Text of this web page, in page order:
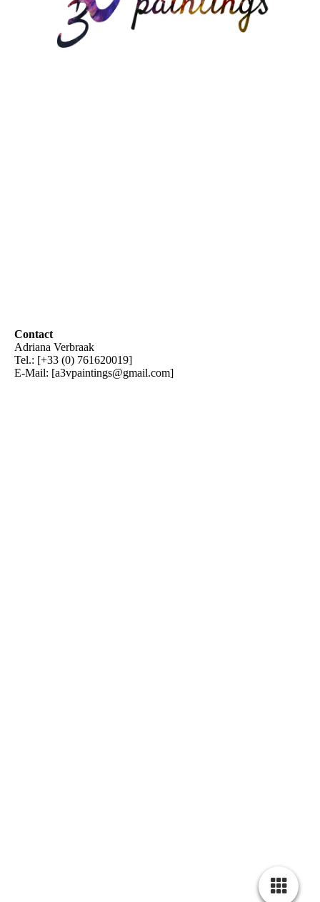
Contact
Adriana Verbraak
Tel.: [+33 (0) 761620019]
E-Mail: [a3vpaintings@gmail.com]